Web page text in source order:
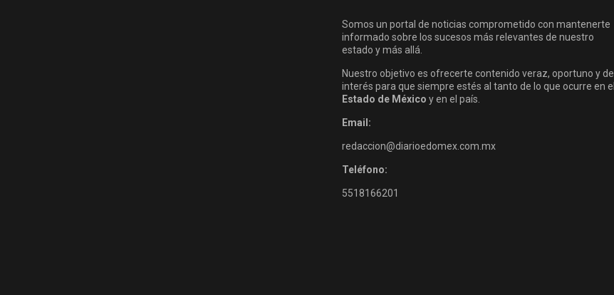
Somos un portal de noticias comprometido con mantenerte
informado sobre los sucesos más relevantes de nuestro
estado y más allá.
Nuestro objetivo es ofrecerte contenido veraz, oportuno y de
interés para que siempre estés al tanto de lo que ocurre en el
Estado de México y en el país.
Email:
redaccion@diarioedomex.com.mx
Teléfono:
5518166201